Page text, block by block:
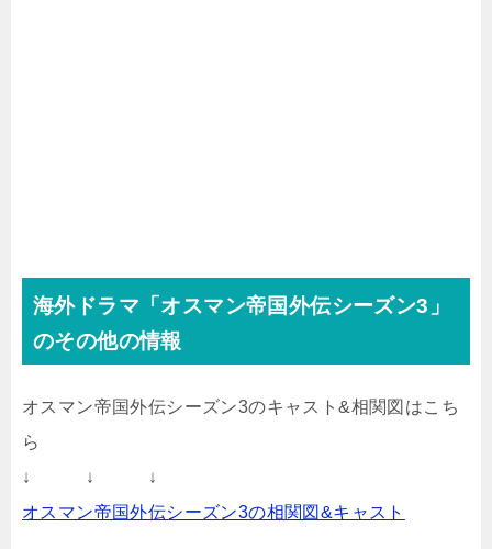
海外ドラマ「オスマン帝国外伝シーズン3」
のその他の情報
オスマン帝国外伝シーズン3のキャスト&相関図はこち
ら
↓ ↓ ↓
オスマン帝国外伝シーズン3の相関図&キャスト